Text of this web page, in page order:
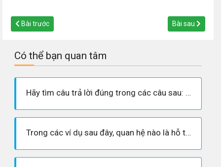
Bài trước Bài sau
Có thể bạn quan tâm
Hãy tìm câu trả lời đúng trong các câu sau: Hiện tượng cá thể tách ra khỏi nhóm làm tăng khả năng cạnh tranh giữa các cá thể.
Trong các ví dụ sau đây, quan hệ nào là hỗ trợ hoặc đối địch?